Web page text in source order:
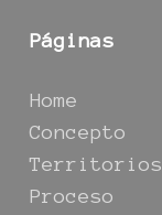
Páginas
Home
Concepto
Territorios
Proceso